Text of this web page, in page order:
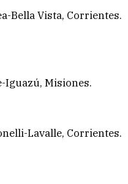
Bella Vista, Corrientes.
Iguazú, Misiones.
Lavalle, Corrientes.